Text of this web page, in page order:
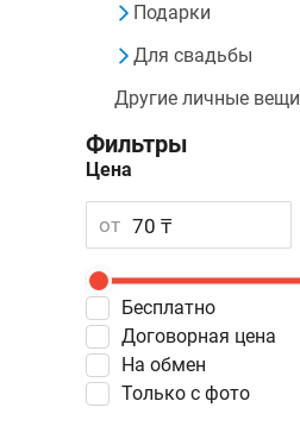
Подарки
Другие личные вещи
Для свадьбы
Фильтры
Цена
от
Бесплатно
Договорная цена
На обмен
Только с фото